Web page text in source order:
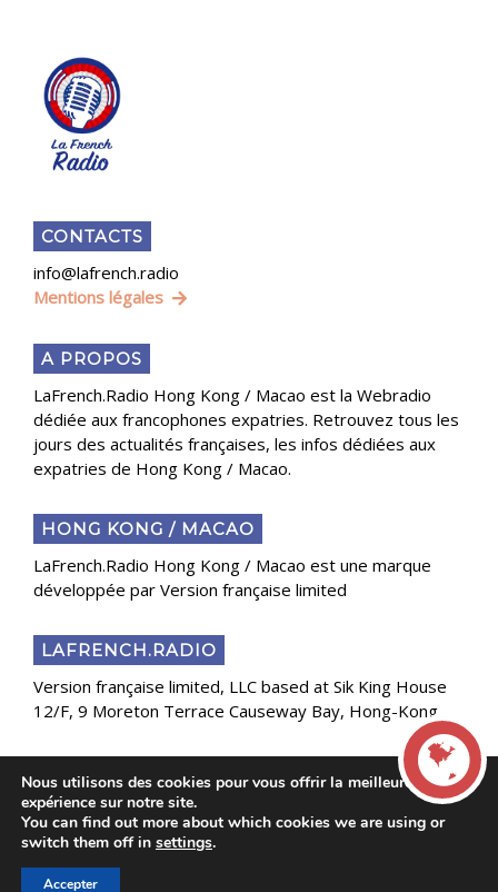
CONTACTS
info@lafrench.radio
Mentions légales
A PROPOS
LaFrench.Radio Hong Kong / Macao est la Webradio
dédiée aux francophones expatries. Retrouvez tous les
jours des actualités françaises, les infos dédiées aux
expatries de Hong Kong / Macao.
HONG KONG / MACAO
LaFrench.Radio Hong Kong / Macao est une marque
développée par Version française limited
LAFRENCH.RADIO
Version française limited, LLC based at Sik King House
12/F, 9 Moreton Terrace Causeway Bay, Hong-Kong
Copyright 2025 Presse Généraliste des Français de
l’Étranger
LIVE
Nous utilisons des cookies pour vous offrir la meilleure
expérience sur notre site.
You can find out more about which cookies we are using or
switch them off in settings.
Accepter